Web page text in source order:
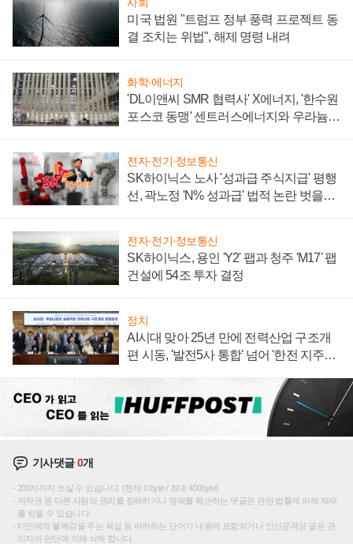
미국 법원 "트럼프 정부 풍력 프로젝트 동
결 조치는 위법", 해제 명령 내려
화학·에너지
'DL이앤씨 SMR 협력사' X에너지, '한수원
포스코 동맹' 센트러스에너지와 우라늄
전자·전기·정보통신
SK하이닉스 노사 '성과급 주식지급' 평행
선, 곽노정 'N% 성과급' 법적 논란 벗을지
전자·전기·정보통신
SK하이닉스, 용인 'Y2' 팹과 청주 'M17' 팹
건설에 54조 투자 결정
정치
AI시대 맞아 25년 만에 전력산업 구조개
편 시동, '발전5사 통합' 넘어 '한전 지주사'
기사댓글0개
200자까지 쓰실 수 있습니다. (현재 0 byte / 최대 400byte)
저작권 등 다른 사람의 권리를 침해하거나 명예를 훼손하는 댓글은 관련 법률에 의해 제재
를 받을 수 있습니다.
타인에게 불쾌감을 주는 욕설 등 비하하는 단어가 내용에 포함되거나 인신공격성 글은 관
리자의 판단에 의해 삭제 합니다.